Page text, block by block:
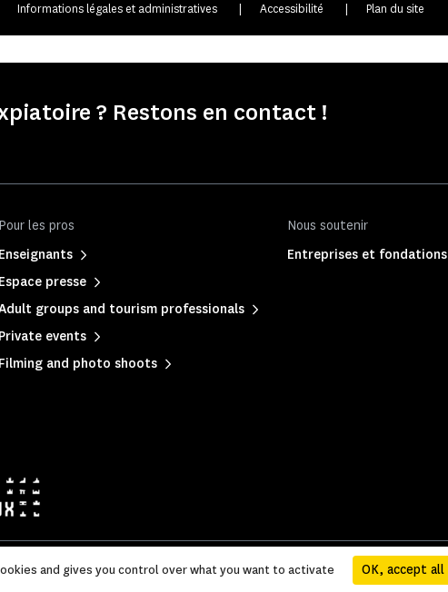
Informations légales et administratives | Accessibilité | Plan du site
? Restons en contact !
Pour les pros
Enseignants
Espace presse
groups and tourism professionals
Private events
Filming and photo shoots
Nous soutenir
Entreprises et fondations
information | Accessibilité | Sitemap
and gives you control over what you want to activate OK, accept all